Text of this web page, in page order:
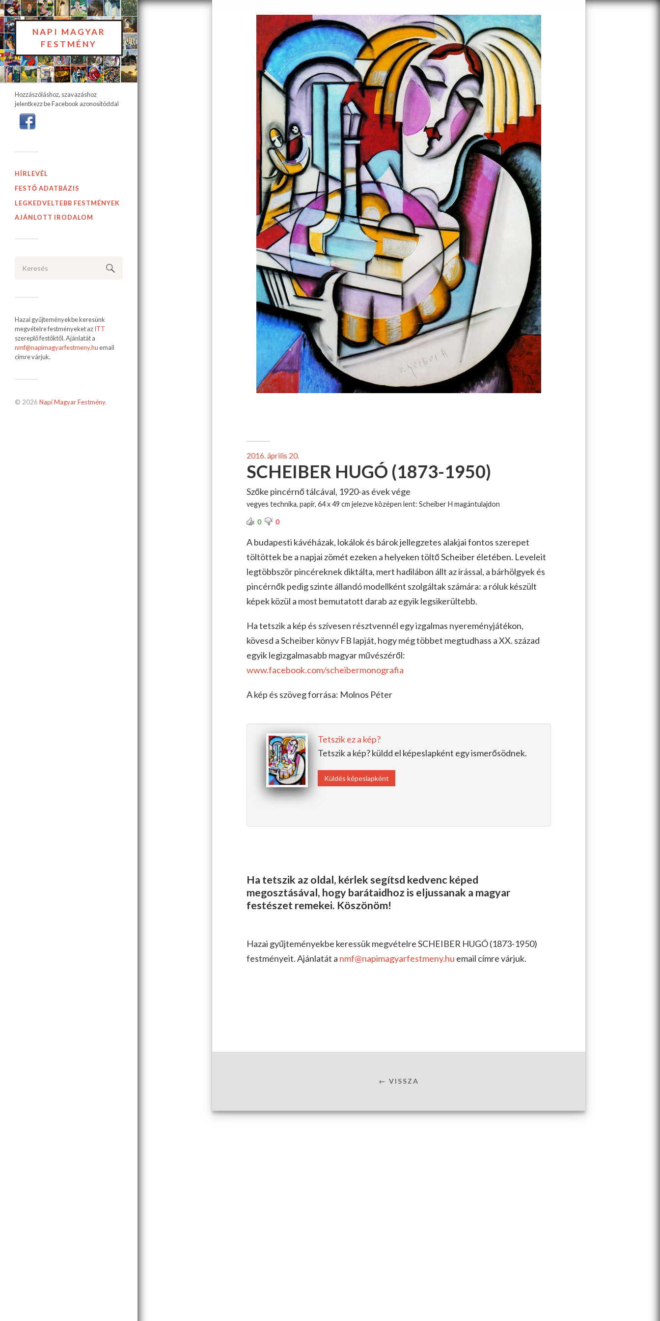
NAPI MAGYAR
FESTMÉNY
Hozzászóláshoz, szavazáshoz
jelentkezz be Facebook azonosítóddal
HÍRLEVÉL
FESTŐ ADATBÁZIS
LEGKEDVELTEBB FESTMÉNYEK
AJÁNLOTT IRODALOM
Hazai gyűjteményekbe keresünk
megvételre festményeket azITT
szereplő festőktől. Ajánlatát a
nmf@napimagyarfestmeny.hu email
címre várjuk.
© 2026 Napi Magyar Festmény.
2016. április 20.
SCHEIBER HUGÓ (1873-1950)
Szőke pincérnő tálcával, 1920-as évek vége
vegyes technika, papír, 64 x 49 cm jelezve középen lent: Scheiber H magántulajdon
0 0
A budapesti kávéházak, lokálok és bárok jellegzetes alakjai fontos szerepet
töltöttek be a napjai zömét ezeken a helyeken töltő Scheiber életében. Leveleit
legtöbbször pincéreknek diktálta, mert hadilábon állt az írással, a bárhölgyek és
pincérnők pedig szinte állandó modellként szolgáltak számára: a róluk készült
képek közül a most bemutatott darab az egyik legsikerültebb.
Ha tetszik a kép és szívesen résztvennél egy izgalmas nyereményjátékon,
kövesd a Scheiber könyv FB lapját, hogy még többet megtudhass a XX. század
egyik legizgalmasabb magyar művészéről:
www.facebook.com/scheibermonografia
A kép és szöveg forrása: Molnos Péter
Tetszik ez a kép?
Tetszik a kép? küldd el képeslapként egy ismerősödnek.
Küldés képeslapként
Ha tetszik az oldal, kérlek segítsd kedvenc képed
megosztásával, hogy barátaidhoz is eljussanak a magyar
festészet remekei. Köszönöm!
Hazai gyűjteményekbe keressük megvételre SCHEIBER HUGÓ (1873-1950)
festményeit. Ajánlatát a nmf@napimagyarfestmeny.hu email címre várjuk.
← VISSZA